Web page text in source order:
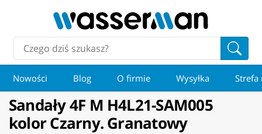
Nowości Blog O firmie Wysyłka Strefa
Sandały 4F M H4L21-SAM005
kolor Czarny. Granatowy